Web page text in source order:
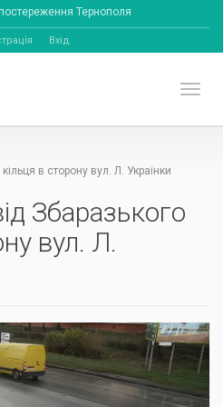
Тернополя
Вхід
в сторону вул. Л. Українки
Збаразького
вул. Л.